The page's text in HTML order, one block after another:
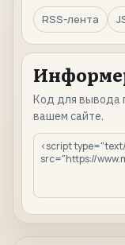
RSS-лента
Код для вывода
вашем сайте.